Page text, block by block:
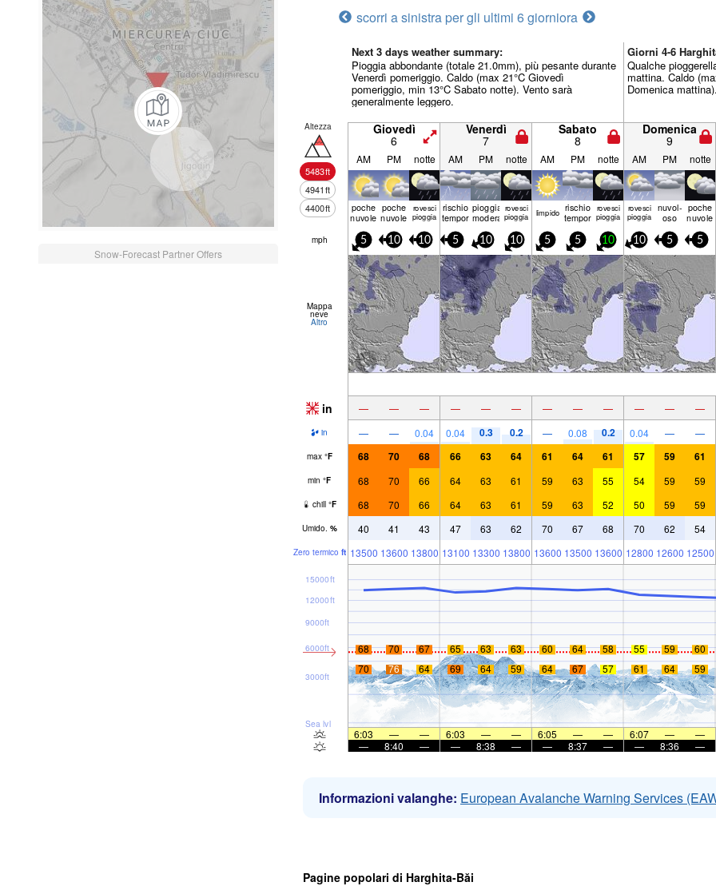
Snow-Forecast Partner Offers
scorri a sinistra per gli ultimi 6 giorniora
Next 3 days weather summary:
Pioggia abbondante (totale 21.0mm), più pesante durante
Venerdì pomeriggio. Caldo (max 21°C Giovedì
pomeriggio, min 13°C Sabato notte). Vento sarà
generalmente leggero.
Giorni 4-6
Qualche
mattina. Caldo
Domenica
Altezza
5483ft
4941ft
4400ft
Giovedì
6
Venerdì
7
Sabato
8
Domenica
9
AM PM notte AM PM notte AM PM notte AM PM notte
poche
nuvole
poche
nuvole
rovesci
pioggia
rischio
temporale
pioggia
moderata
rovesci
pioggia limp­ido rischio
temporale
rovesci
pioggia
rovesci
pioggia
nuvol-
oso
poche
nuvole
mph 5 10 10 5 10 10 5 5 10 10 5 5
Mappa
neve
Altro
in — — — — — — — — — — — —
in — — 0.04 0.04 0.3 0.2 — 0.08 0.2 0.04 — —
max °F 68 70 68 66 63 64 61 64 61 57 59 61
min °F 68 70 66 64 63 61 59 63 55 54 59 59
chill °F 68 70 66 64 63 61 59 63 52 50 59 59
Umido. % 40 41 43 47 63 62 70 67 68 70 62 54
Zero termico ft 13500 13600 13800 13100 13300 13800 13600 13500 13600 12800 12600 12500
Sea lvl
3000ft
6000ft
9000ft
12000ft
15000ft
68 70 67 65 63 63 60 64 58 55 59 60
70
76 64 69 64 59 64 67 57 61 64 59
6:03 — — 6:03 — — 6:05 — — 6:07 — —
—
8:40 — — 8:38 — — 8:37 — — 8:36 —
Informazioni valanghe: European Avalanche Warning Services
Pagine popolari di Harghita-Băi